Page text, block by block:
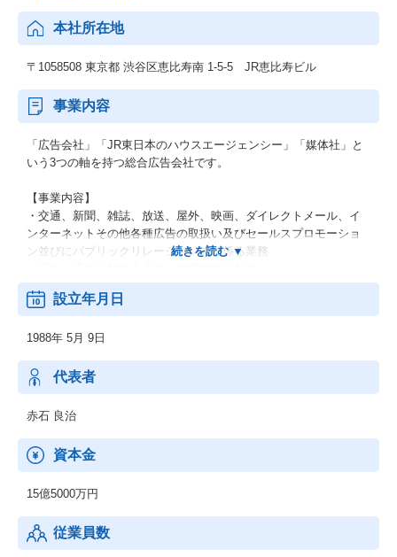
本社所在地
〒1058508 東京都 渋谷区恵比寿南 1-5-5 JR恵比寿ビル
事業内容
「広告会社」「JR東日本のハウスエージェンシー」「媒体社」と
いう3つの軸を持つ総合広告会社です。
【事業内容】
・交通、新聞、雑誌、放送、屋外、映画、ダイレクトメール、イ
ンターネットその他各種広告の取扱い及びセールスプロモーショ
ン並びにパブリックリレーションズに係る業務
など
開発運営するほか、首都圏を中心とした壮大なリアルプラットフ
ォームにユーザーの移動・消費などを起点とするデータやデジタ
ルを活用する取組みを行っており、DXソリューションにおいても
独自の存在感を創り出していきます。
同社は「JR東日本というインフラから、いかに収益を生み出す
設立年月日
1988年 5月 9日
代表者
赤石 良治
資本金
15億5000万円
従業員数